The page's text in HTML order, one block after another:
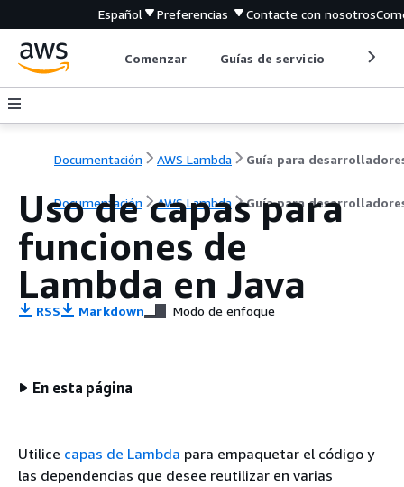
Español Preferencias Contacte con nosotros
Comenzar Guías de servicio
Documentación AWS Lambda Guía para
Documentación AWS Lambda Guía para
Uso de capas para
funciones de
Lambda en Java
RSS Markdown Modo de enfoque
En esta página
Utilice capas de Lambda para empaquetar el código y
las dependencias que desee reutilizar en varias